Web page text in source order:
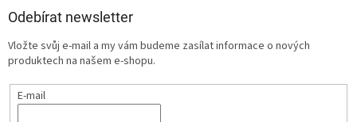
Odebírat newsletter
Vložte svůj e-mail a my vám budeme zasílat informace o nových
produktech na našem e-shopu.
E-mail